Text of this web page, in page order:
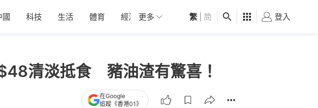
國 科技 生活 體育 經濟 01深圳 觀點 健康 好食玩飛
更多 繁 简 登入
清淡抵食 豬油渣有驚喜！
在Google
追蹤《香港01》